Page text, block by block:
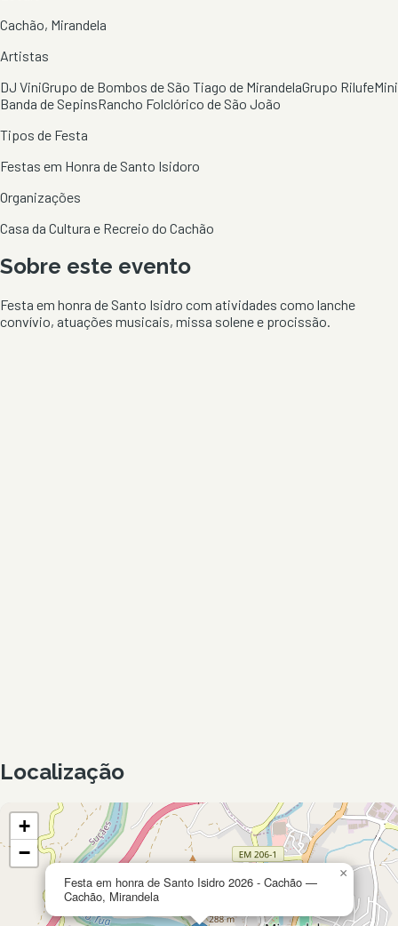
Cachão, Mirandela
Artistas
DJ ViniGrupo de Bombos de São Tiago de MirandelaGrupo RilufeMini
Banda de SepinsRancho Folclórico de São João
Tipos de Festa
Festas em Honra de Santo Isidoro
Organizações
Casa da Cultura e Recreio do Cachão
Sobre este evento
Festa em honra de Santo Isidro com atividades como lanche
convívio, atuações musicais, missa solene e procissão.
Localização
Festa em honra de Santo Isidro 2026 - Cachão —
Cachão, Mirandela
×
+
−